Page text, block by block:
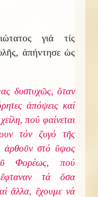
γιά τίς
ἀπήντησε ὡς
δυστυχῶς, ὅταν
ἀπόψεις καί
πού φαίνεται
τόν ζυγό τῆς
ἀρθοῦν στό ὕψος
Φορέως, πού
τά ὅσα
ἄλλα, ἔχουμε νά